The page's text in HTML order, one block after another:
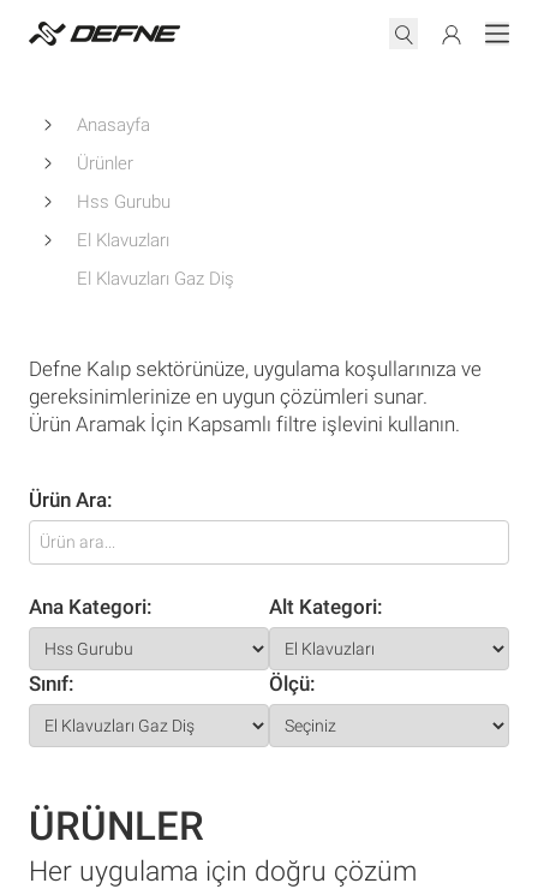
Anasayfa
Ürünler
Hss Gurubu
El Klavuzları
El Klavuzları Gaz Diş
Defne Kalıp sektörünüze, uygulama koşullarınıza ve
gereksinimlerinize en uygun çözümleri sunar.
Ürün Aramak İçin Kapsamlı filtre işlevini kullanın.
Ürün Ara:
Ana Kategori: Alt Kategori:
Sınıf: Ölçü:
ÜRÜNLER
Her uygulama için doğru çözüm